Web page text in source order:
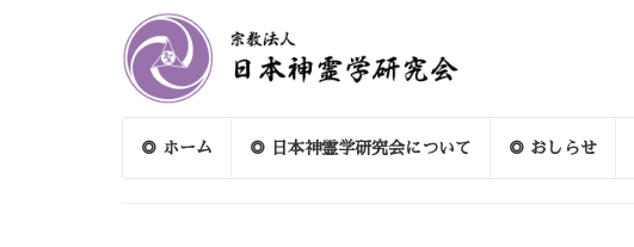
◎ ホーム ◎ 日本神霊学研究会について ◎ おしらせ